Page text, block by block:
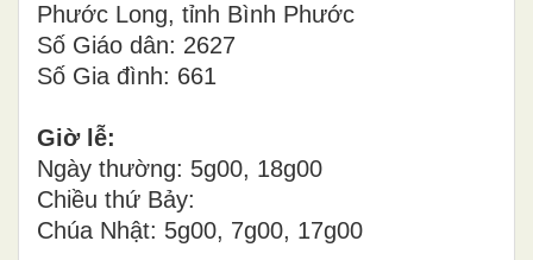
Phước Long, tỉnh Bình Phước
Số Giáo dân: 2627
Số Gia đình: 661
Giờ lễ:
Ngày thường: 5g00, 18g00
Chiều thứ Bảy:
Chúa Nhật: 5g00, 7g00, 17g00